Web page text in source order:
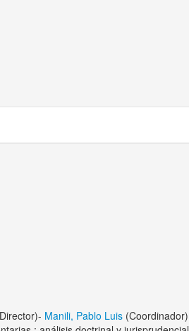
Manili, Pablo Luis(Coordinador)